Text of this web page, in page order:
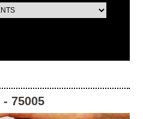
-75005